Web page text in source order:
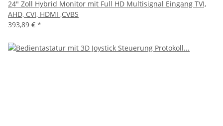
24" Zoll Hybrid Monitor mit Full HD Multisignal Eingang TVI,
AHD, CVI, HDMI ,CVBS
393,89 € *